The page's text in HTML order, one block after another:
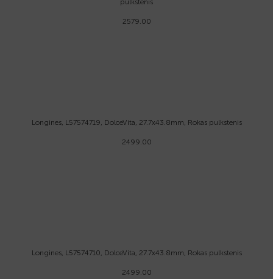
pulkstenis
2579.00
Longines, L57574719, DolceVita, 27.7x43.8mm, Rokas pulkstenis
2499.00
Longines, L57574710, DolceVita, 27.7x43.8mm, Rokas pulkstenis
2499.00